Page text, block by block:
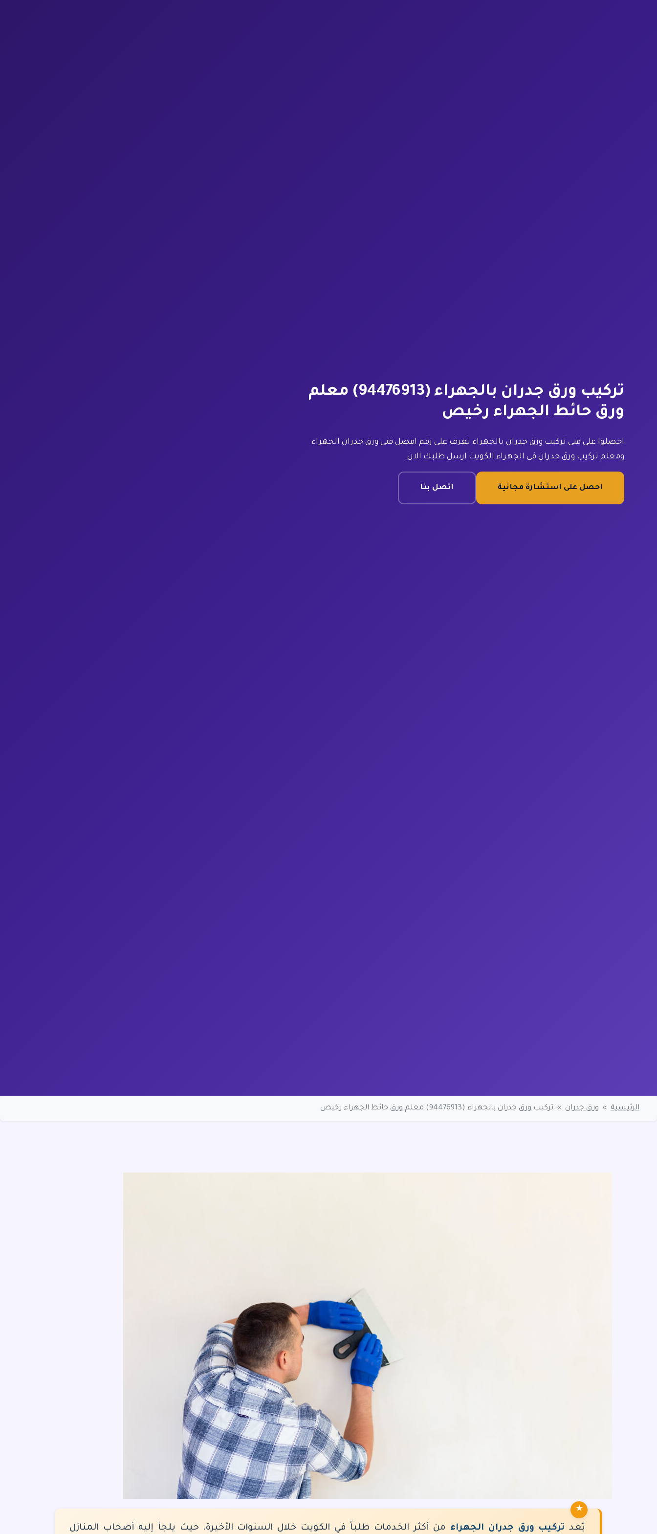
تركيب ورق جدران بالجهراء (94476913) معلم
ورق حائط الجهراء رخيص
احصلوا على فنى تركيب ورق جدران بالجهراء تعرف على رقم افضل فنى ورق جدران الجهراء
ومعلم تركيب ورق جدران فى الجهراء الكويت ارسل طلبك الان.
احصل على استشارة مجانية اتصل بنا
الرئيسية » ورق جدران » تركيب ورق جدران بالجهراء (94476913) معلم ورق حائط الجهراء رخيص
يُعد تركيب ورق جدران الجهراء من أكثر الخدمات طلباً في الكويت خلال السنوات الأخيرة، حيث يلجأ إليه أصحاب المنازل